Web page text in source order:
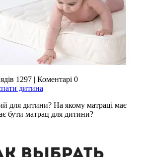
1297 | Коментарі 0
дитина
для дитини? На якому матраці має
бути матрац для дитини?